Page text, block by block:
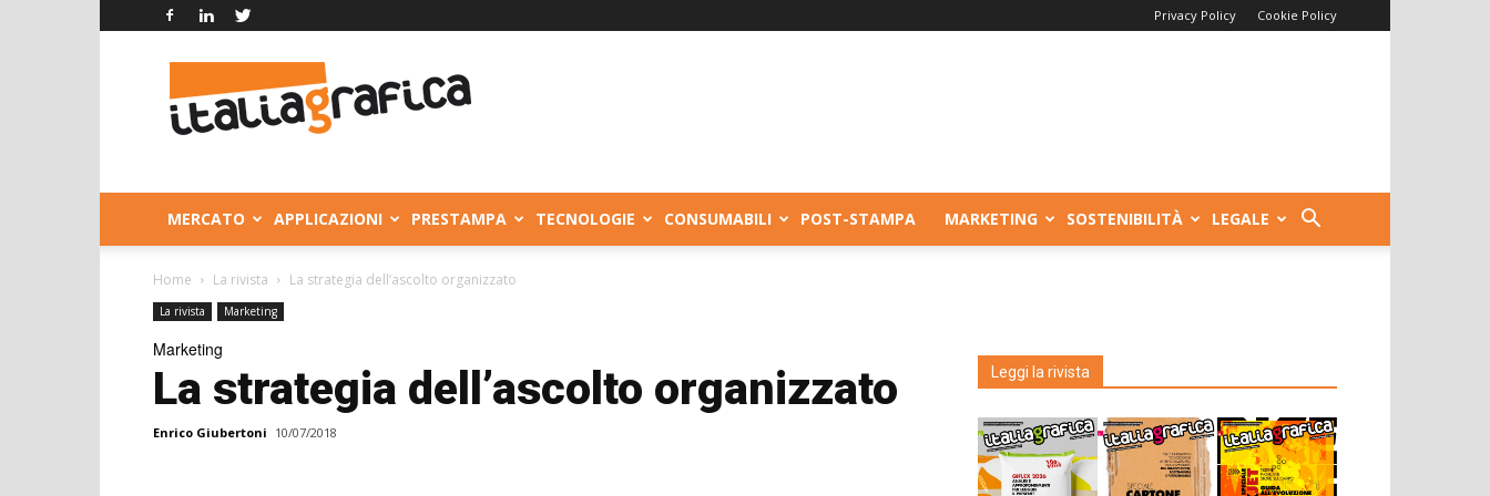
Privacy Policy Cookie Policy
Grafica
MERCATO APPLICAZIONI PRESTAMPA TECNOLOGIE CONSUMABILI POST-STAMPA MARKETING SOSTENIBILITÀ LEGALE
Home La rivista La strategia dell’ascolto organizzato
La rivista Marketing
Marketing
La strategia dell’ascolto organizzato
Enrico Giubertoni 10/07/2018
Leggi la rivista